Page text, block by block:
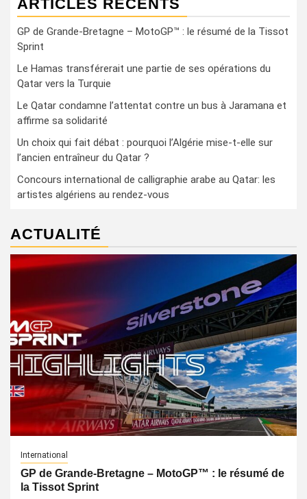
ARTICLES RÉCENTS
GP de Grande-Bretagne – MotoGP™ : le résumé de la Tissot
Sprint
Le Hamas transférerait une partie de ses opérations du
Qatar vers la Turquie
Le Qatar condamne l’attentat contre un bus à Jaramana et
affirme sa solidarité
Un choix qui fait débat : pourquoi l’Algérie mise-t-elle sur
l’ancien entraîneur du Qatar ?
Concours international de calligraphie arabe au Qatar: les
artistes algériens au rendez-vous
ACTUALITÉ
International
GP de Grande-Bretagne – MotoGP™ : le résumé de
la Tissot Sprint